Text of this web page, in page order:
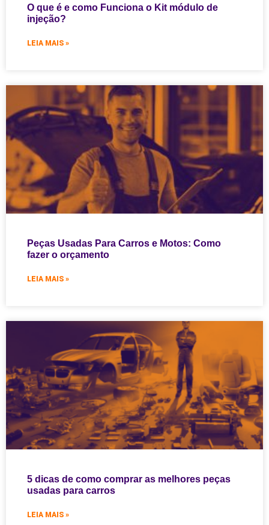
O que é e como Funciona o Kit módulo de
injeção?
LEIA MAIS »
Peças Usadas Para Carros e Motos: Como
fazer o orçamento
LEIA MAIS »
5 dicas de como comprar as melhores peças
usadas para carros
LEIA MAIS »